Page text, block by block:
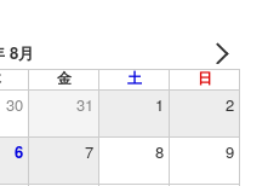
8月
金 土 日
30 31 1 2
6 7 8 9